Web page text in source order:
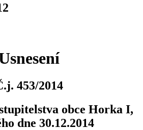
453/2014
obce Horka I,
dne 30.12.2014